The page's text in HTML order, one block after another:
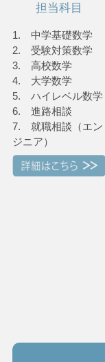
担当科目
1. 中学基礎数学
2. 受験対策数学
3. 高校数学
4. 大学数学
5. ハイレベル数学
6. 進路相談
7. 就職相談（エン
ジニア）